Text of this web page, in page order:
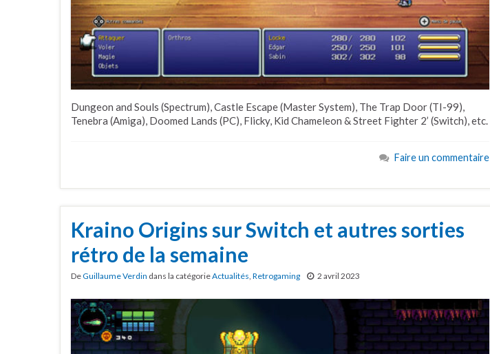
Dungeon and Souls (Spectrum), Castle Escape (Master System), The Trap Door (TI-99),
Tenebra (Amiga), Doomed Lands (PC), Flicky, Kid Chameleon & Street Fighter 2’ (Switch), etc.
Faire un commentaire
Kraino Origins sur Switch et autres sorties
rétro de la semaine
DeGuillaume Verdin dans la catégorieActualités, Retrogaming 2 avril 2023